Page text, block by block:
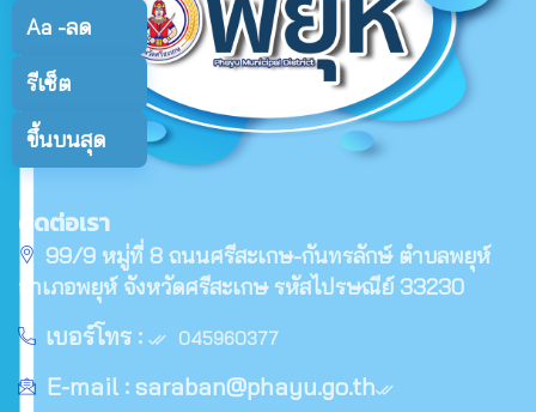
Aa -ลด
รีเซ็ต
ขึ้นบนสุด
ติดต่อเรา
99/9 หมู่ที่ 8 ถนนศรีสะเกษ-กันทรลักษ์ ตำบลพยุห์
อำเภอพยุห์ จังหวัดศรีสะเกษ รหัสไปรษณีย์ 33230
เบอร์โทร : 045960377
E-mail : saraban@phayu.go.th